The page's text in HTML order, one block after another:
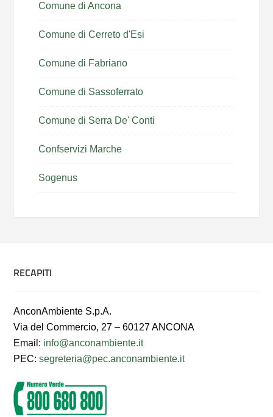
Comune di Ancona
Comune di Cerreto d'Esi
Comune di Fabriano
Comune di Sassoferrato
Comune di Serra De' Conti
Confservizi Marche
Sogenus
RECAPITI
AnconAmbiente S.p.A.
Via del Commercio, 27 – 60127 ANCONA
Email: info@anconambiente.it
PEC:segreteria@pec.anconambiente.it